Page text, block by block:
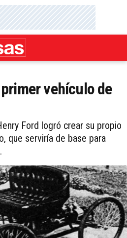
vehículo de
Ford logró crear su propio
que serviría de base para